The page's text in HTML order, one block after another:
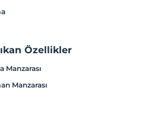
Özellikler
Manzarası
Manzarası